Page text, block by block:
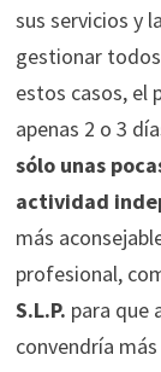
sus servicios y
gestionar
estos casos, el
apenas 2 o 3
sólo unas
actividad
más
profesional,
S.L.P. para que
convendría